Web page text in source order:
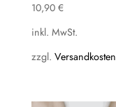
10,90 €
inkl. MwSt.
zzgl. Versandkosten